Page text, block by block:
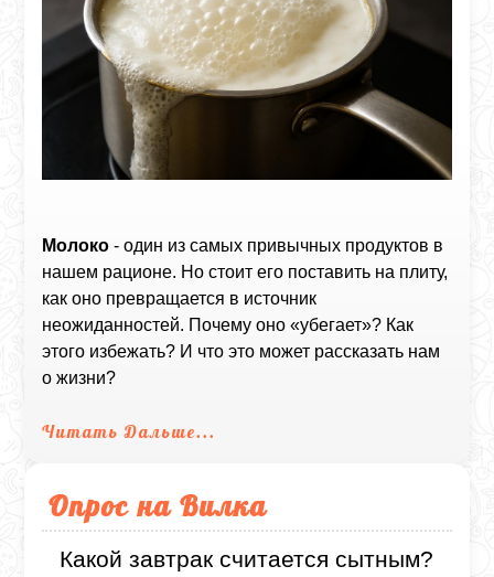
Молоко - один из самых привычных продуктов в
нашем рационе. Но стоит его поставить на плиту,
как оно превращается в источник
неожиданностей. Почему оно «убегает»? Как
этого избежать? И что это может рассказать нам
о жизни?
Читать Дальше...
Опрос на Вилка
Какой завтрак считается сытным?